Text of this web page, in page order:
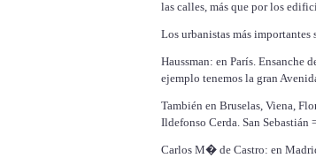
las calles, más que por los
Los urbanistas más importantes
Haussman: en París. Ensanche
ejemplo tenemos la gran
También en Bruselas, Viena,
Ildefonso Cerda. San Sebastián
Carlos M� de Castro: en